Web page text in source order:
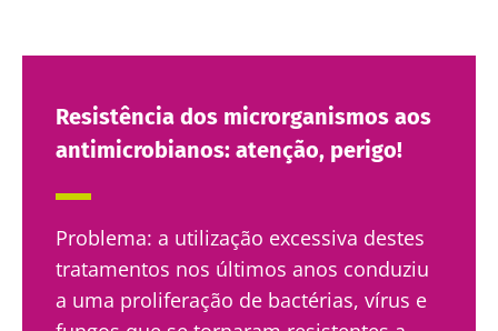
Resistência dos microrganismos aos
antimicrobianos: atenção, perigo!
Problema: a utilização excessiva destes
tratamentos nos últimos anos conduziu
a uma proliferação de bactérias, vírus e